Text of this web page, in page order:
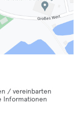
/ vereinbarten
Informationen